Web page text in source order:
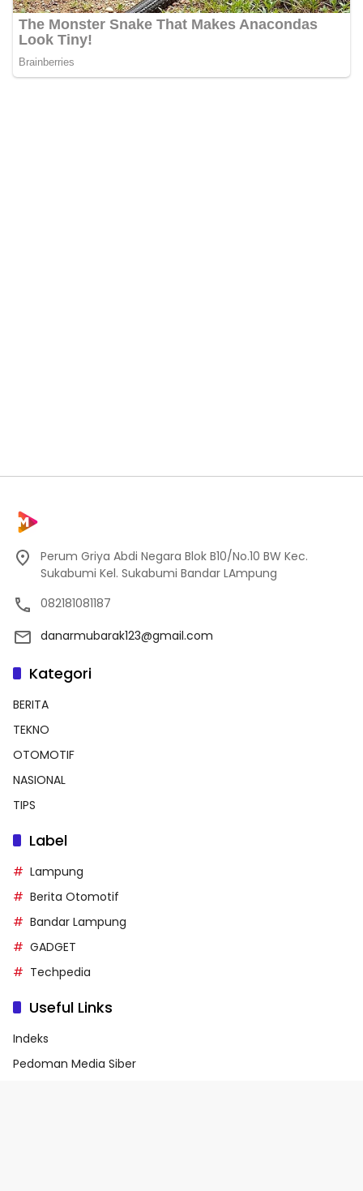
Perum Griya Abdi Negara Blok B10/No.10 BW Kec.
Sukabumi Kel. Sukabumi Bandar LAmpung
082181081187
danarmubarak123@gmail.com
Kategori
BERITA
TEKNO
OTOMOTIF
NASIONAL
TIPS
Label
Lampung
Berita Otomotif
Bandar Lampung
GADGET
Techpedia
Useful Links
Indeks
Pedoman Media Siber